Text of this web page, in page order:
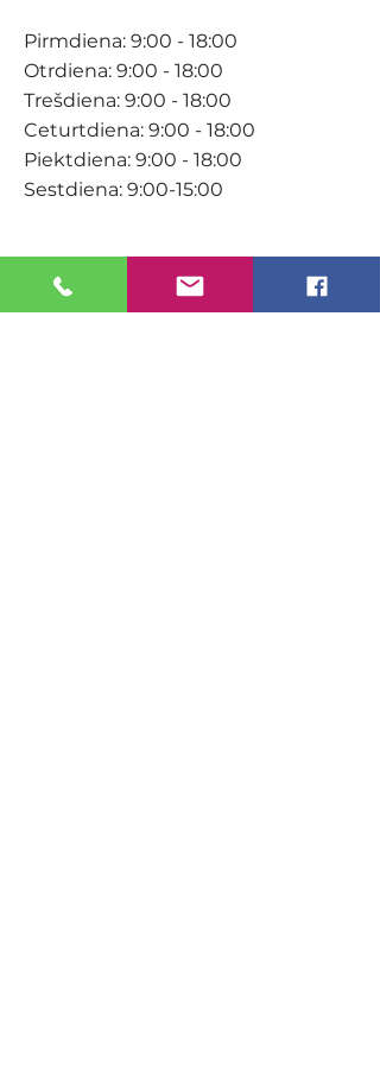
Pirmdiena: 9:00 - 18:00
Otrdiena: 9:00 - 18:00
Trešdiena: 9:00 - 18:00
Ceturtdiena: 9:00 - 18:00
Piektdiena: 9:00 - 18:00
Sestdiena: 9:00-15:00
KONTAKTI